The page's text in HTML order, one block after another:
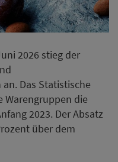
2026 stieg der
Das Statistische
die
2023. Der Absatz
über dem